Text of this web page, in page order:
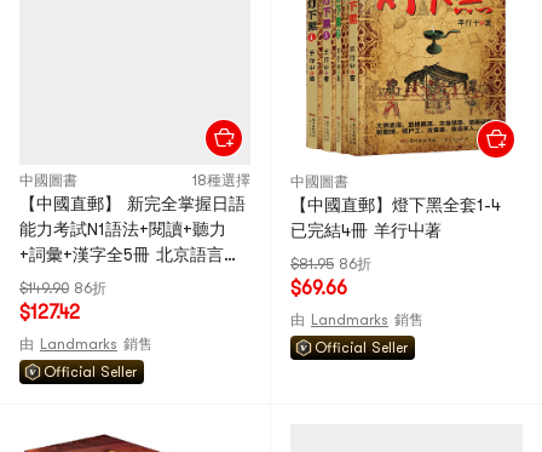
中國圖書 18種選擇
【中國直郵】 新完全掌握日語
能力考試N1語法+閱讀+聽力
+詞彙+漢字全5冊 北京語言大
學出版社 日語N3級備考 新日
本語能力測試三級考試用書 重
$149.90 86折
$127.42
由 Landmarks 銷售
Official Seller
中國圖書
【中國直郵】燈下黑全套1-4
已完結4冊 羊行屮著
$81.95 86折
$69.66
由 Landmarks 銷售
Official Seller